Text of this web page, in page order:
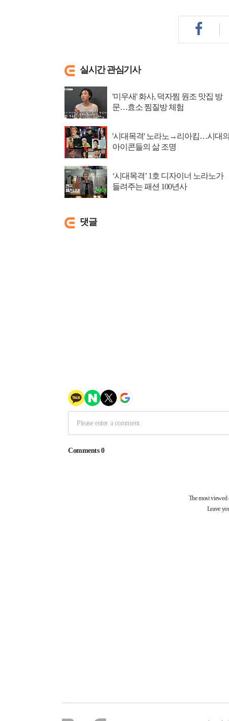
실시간 관심기사
'미우새' 화사, 덕자찜 원조 맛집 방
문…효소 찜질방 체험
'시대목격' 노라노→리아킴…시대의
아이콘들의 삶 조명
‘시대목격’ 1호 디자이너 노라노가
들려주는 패션 100년사
댓글